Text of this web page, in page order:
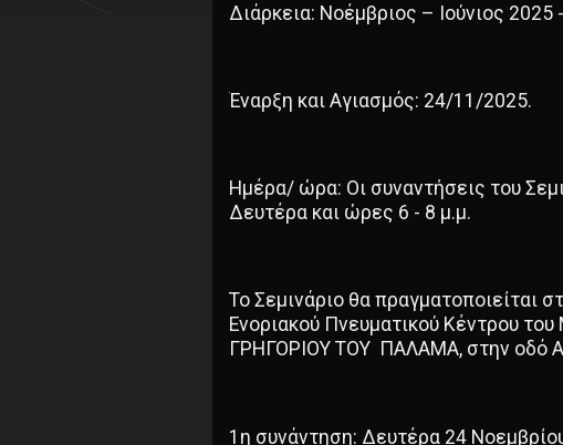
Διάρκεια: Νοέμβριος – Ιούνιος 2025
Έναρξη και Αγιασμός: 24/11/2025.
Ημέρα/ ώρα: Οι συναντήσεις του
Δευτέρα και ώρες 6 - 8 μ.μ.
Το Σεμινάριο θα πραγματοποιείται
Ενοριακού Πνευματικού Κέντρου
ΓΡΗΓΟΡΙΟΥ ΤΟΥ ΠΑΛΑΜΑ, στην οδό
1η συνάντηση: Δευτέρα 24